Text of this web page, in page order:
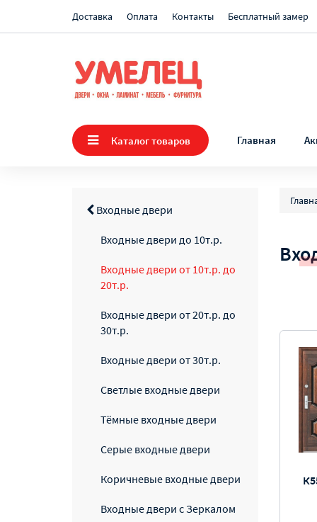
Доставка Оплата Контакты Бесплатный замер
Каталог товаров Главная
Входные двери
Входные двери до 10т.р.
Входные двери от 10т.р. до
20т.р.
Входные двери от 20т.р. до
30т.р.
Входные двери от 30т.р.
Светлые входные двери
Тёмные входные двери
Серые входные двери
Коричневые входные двери
Входные двери с Зеркалом